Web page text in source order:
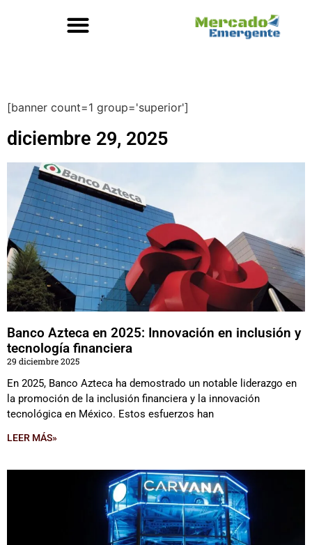
[banner count=1 group='superior']
diciembre 29, 2025
Banco Azteca en 2025: Innovación en inclusión y
tecnología financiera
29 diciembre 2025
En 2025, Banco Azteca ha demostrado un notable liderazgo en
la promoción de la inclusión financiera y la innovación
tecnológica en México. Estos esfuerzos han
LEER MÁS»